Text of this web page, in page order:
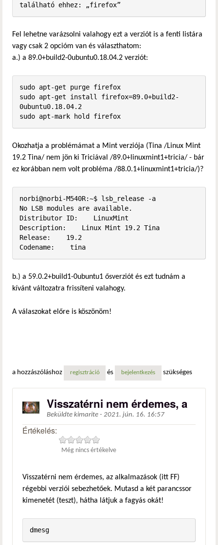
található ehhez: „firefox”
Fel lehetne varázsolni valahogy ezt a verziót is a fenti listára
vagy csak 2 opcióm van és választhatom:
a.) a 89.0+build2-0ubuntu0.18.04.2 verziót:
sudo apt-get purge firefox
sudo apt-get install firefox=89.0+build2-
0ubuntu0.18.04.2
sudo apt-mark hold firefox
Okozhatja a problémámat a Mint verziója (Tina /Linux Mint
19.2 Tina/ nem jön ki Triciával /89.0+linuxmint1+tricia/ - bár
ez korábban nem volt probléma /88.0.1+linuxmint1+tricia/)?
norbi@norbi-M540R:~$ lsb_release -a
No LSB modules are available.
Distributor ID:    LinuxMint
Description:    Linux Mint 19.2 Tina
Release:    19.2
Codename:    tina
b.) a 59.0.2+build1-0ubuntu1 ősverziót és ezt tudnám a
kívánt változatra frissíteni valahogy.
A válaszokat előre is köszönöm!
a hozzászóláshoz regisztráció és bejelentkezés szükséges
Visszatérni nem érdemes, a
Beküldte kimarite - 2021. jún. 16. 16:57
Értékelés:
Még nincs értékelve
Visszatérni nem érdemes, az alkalmazások (itt FF)
régebbi verziói sebezhetőek. Mutasd a két parancssor
kimenetét (teszt), hátha látjuk a fagyás okát!
dmesg